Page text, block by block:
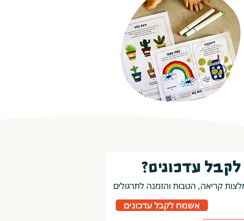
אשמח לקבל עדכונים
לקבל עדכונים?
קריאה, הטבות והזמנה לתרגולים